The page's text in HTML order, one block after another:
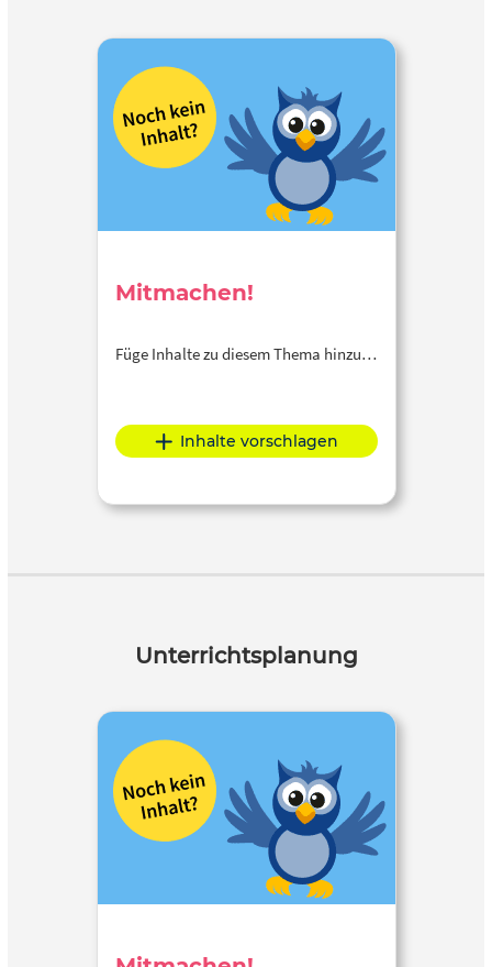
Mitmachen!
Füge Inhalte zu diesem Thema hinzu…
Inhalte vorschlagen
Unterrichtsplanung